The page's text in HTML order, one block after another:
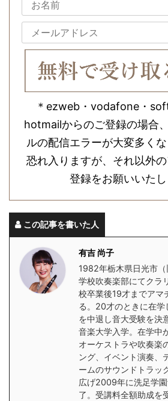
＊ezweb・vodafone・
hotmailからのご登録の場合
ルの配信エラーが大変多くな
恐れ入りますが、それ以外
登録をお願いいたし
この記事を書いた人
有吉 尚子
1982年栃木県日光市
学校吹奏楽部にてクラ
校卒業後19才までアマ
る。20才のときに在
を中退し音大受験を決
音楽大学入学。在学中
オーケストラや吹奏楽
ング、イベント演奏、
ームのサウンドトラッ
広げ2009年に洗足学
了。受講料全額助成を